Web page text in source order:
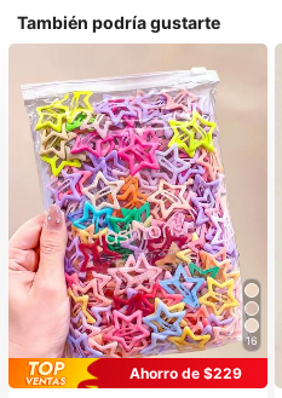
También podría gustarte
16
Ahorro de $229
#1 Más vendidos
en Casual Accesorios para el cabello de las mujere